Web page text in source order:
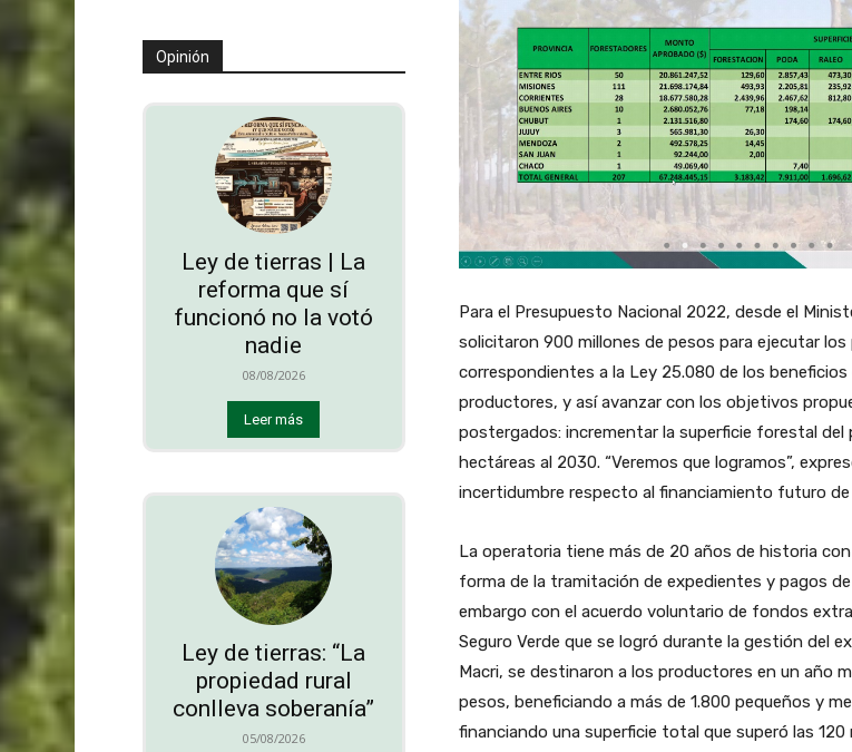
Opinión
Ley de tierras | La
reforma que sí
funcionó no la votó
nadie
08/08/2026
Leer más
Ley de tierras: “La
propiedad rural
conlleva soberanía”
05/08/2026
Para el Presupuesto Nacional 2022, desde el
solicitaron 900 millones de pesos para ejecutar los
correspondientes a la Ley 25.080 de los beneficios
productores, y así avanzar con los objetivos
postergados: incrementar la superficie forestal del
hectáreas al 2030. “Veremos que logramos”,
incertidumbre respecto al financiamiento futuro de
La operatoria tiene más de 20 años de historia
forma de la tramitación de expedientes y pagos
embargo con el acuerdo voluntario de fondos
Seguro Verde que se logró durante la gestión del
Macri, se destinaron a los productores en un año
pesos, beneficiando a más de 1.800 pequeños y
financiando una superficie total que superó las 120